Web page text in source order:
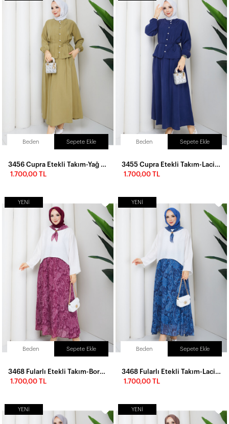
Beden Sepete Ekle
1.700,00 TL
Beden Sepete Ekle
1.700,00 TL
YENI
Beden Sepete Ekle
1.700,00 TL
YENI
Beden Sepete Ekle
1.700,00 TL
YENI YENI